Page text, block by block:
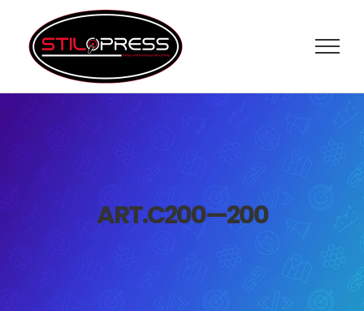
contenuto
ART.C200—200